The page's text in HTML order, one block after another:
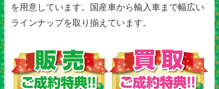
を用意しています。国産車から輸入車まで幅広い
ラインナップを取り揃えています。